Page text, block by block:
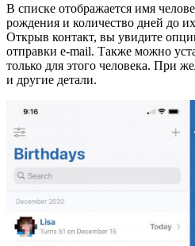
В списке отображается имя
рождения и количество дней до
Открыв контакт, вы увидите
отправки e-mail. Также можно
только для этого человека. При
и другие детали.